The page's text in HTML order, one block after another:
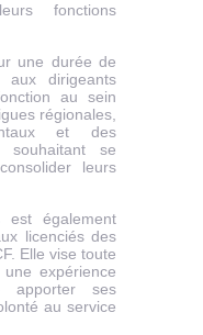
fonctions
une durée de
aux dirigeants
au sein
régionales,
et des
souhaitant se
leurs
est également
licenciés des
Elle vise toute
expérience
apporter ses
au service